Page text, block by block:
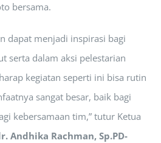
bersama.
dapat menjadi inspirasi bagi
serta dalam aksi pelestarian
kegiatan seperti ini bisa rutin
sangat besar, baik bagi
kebersamaan tim,” tutur Ketua
Andhika Rachman, Sp.PD-